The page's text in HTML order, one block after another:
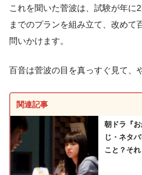
これを聞いた菅波は、試験が年に
までのプランを組み立て、改めて
問いかけます。
百音は菅波の目を真っすぐ見て、
関連記事
朝ドラ『
じ・ネタ
こと？そ